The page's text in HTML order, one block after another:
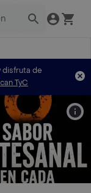
disfruta de
TyC